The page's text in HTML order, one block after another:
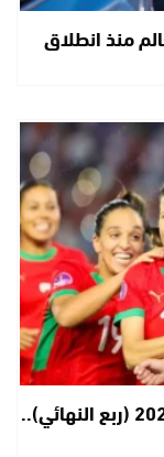
العالم منذ انطلاق
كأس أمم إفريقيا للسيدات – المغرب 2026 (ربع النهائي)..